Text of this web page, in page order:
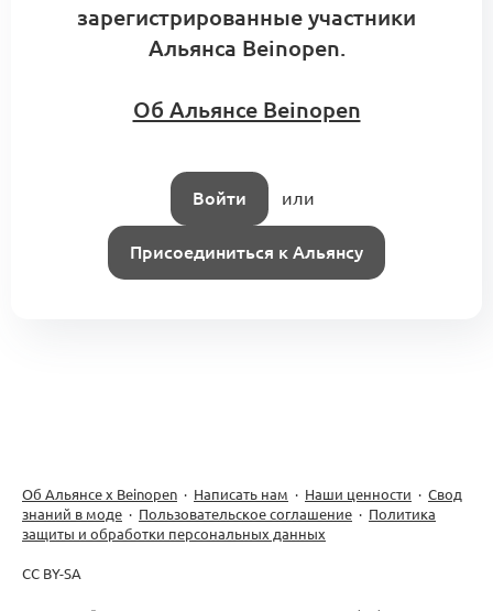
зарегистрированные участники
Альянса Beinopen.
Об Альянсе Beinopen
Войти или
Присоединиться к Альянсу
Об Альянсе х Beinopen · Написать нам · Наши ценности · Свод
знаний в моде · Пользовательское соглашение · Политика
защиты и обработки персональных данных
CC BY-SA